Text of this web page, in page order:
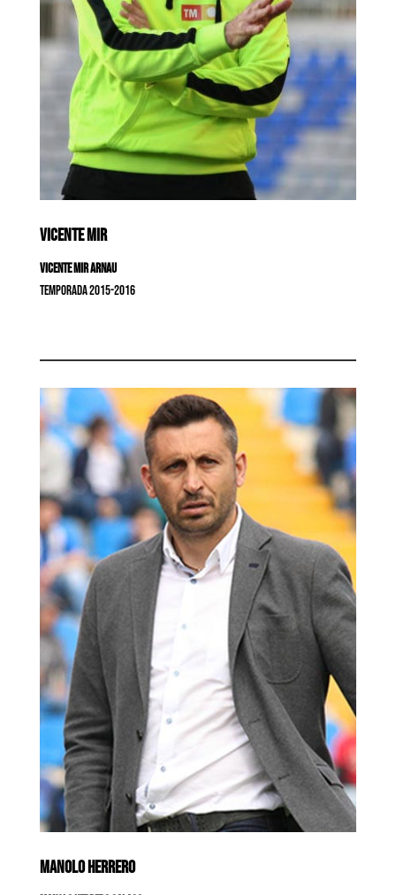
VICENTE MIR
Vicente Mir Arnau
Temporada 2015-2016
MANOLO HERRERO